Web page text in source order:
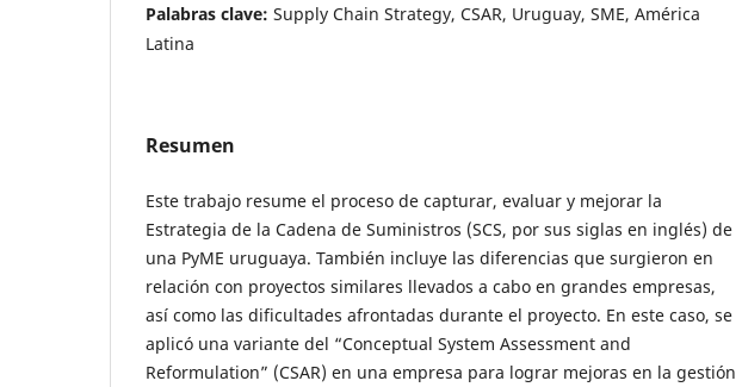
Palabras clave: Supply Chain Strategy, CSAR, Uruguay, SME, América
Latina
Resumen
Este trabajo resume el proceso de capturar, evaluar y mejorar la
Estrategia de la Cadena de Suministros (SCS, por sus siglas en inglés) de
una PyME uruguaya. También incluye las diferencias que surgieron en
relación con proyectos similares llevados a cabo en grandes empresas,
así como las dificultades afrontadas durante el proyecto. En este caso, se
aplicó una variante del “Conceptual System Assessment and
Reformulation” (CSAR) en una empresa para lograr mejoras en la gestión